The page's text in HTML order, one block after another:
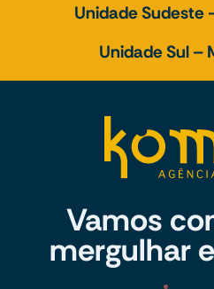
Unidade Sudeste
Unidade Sul –
Vamos
mergulhar